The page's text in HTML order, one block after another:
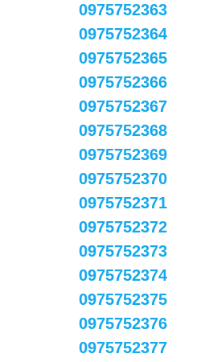
0975752363
0975752364
0975752365
0975752366
0975752367
0975752368
0975752369
0975752370
0975752371
0975752372
0975752373
0975752374
0975752375
0975752376
0975752377